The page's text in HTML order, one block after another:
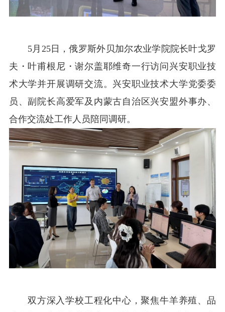
5月25日 ，俄罗斯外贝加尔农业学院院长叶戈罗
夫 ・ 叶甫根尼 ・谢尔盖耶维奇一行访问兴安职业技
术大学并开展调研交流。兴安职业技术大学党委委
员、副院长高爱军及内蒙古自治区兴安盟外事办、
合作交流处工作人员陪同调研。
双方深入学校工程化中心，聚焦牛羊养殖、品